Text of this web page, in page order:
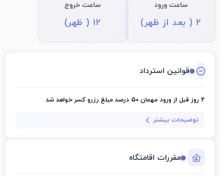
ساعت ورود
2 ( بعد از ظهر)
ساعت خروج
12 ( ظهر)
قوانین استرداد
2 روز قبل از ورود مهمان 50 درصد مبلغ رزرو کسر خواهد شد
توضیحات بیشتر
مقررات اقامتگاه